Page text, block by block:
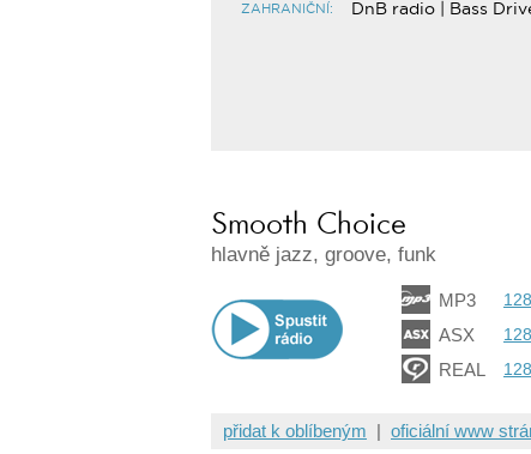
ZAHRANIČNÍ: DnB radio| Bass
Smooth Choice
hlavně jazz, groove, funk
MP3
ASX
REAL
přidat k oblíbeným | oficiální www